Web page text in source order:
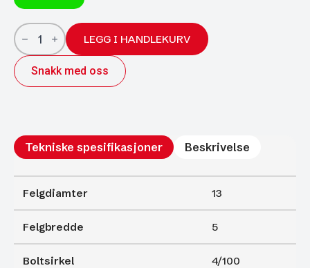
ALU-
felg
Image
Ride
HL
Antrasitt
Ø57,1
antall
LEGG I HANDLEKURV
Snakk med oss
Tekniske spesifikasjoner Beskrivelse
Felgdiamter 13
Felgbredde 5
Boltsirkel 4/100